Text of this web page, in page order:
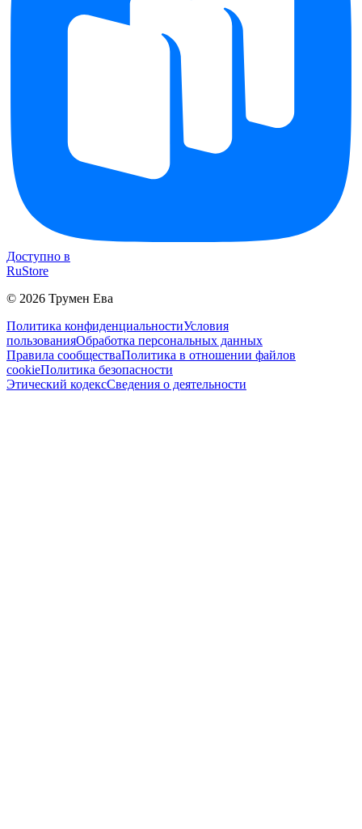
Доступно в
RuStore
© 2026 Трумен Ева
Политика конфиденциальностиУсловия
пользованияОбработка персональных данных
Правила сообществаПолитика в отношении файлов
cookieПолитика безопасности
Этический кодексСведения о деятельности